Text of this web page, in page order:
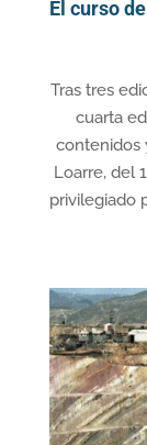
El curso
Tras tres
cuarta
contenidos
Loarre, del
privilegiado